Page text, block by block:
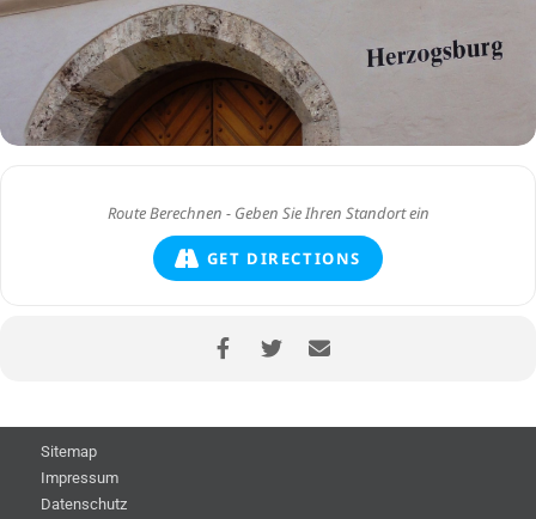
GET DIRECTIONS
Sitemap
Impressum
Datenschutz